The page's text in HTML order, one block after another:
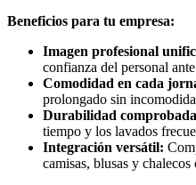
Beneficios para tu empresa:
Imagen profesional
confianza del personal
Comodidad en cada
prolongado sin
Durabilidad
tiempo y los lavados
Integración versátil:
camisas, blusas y